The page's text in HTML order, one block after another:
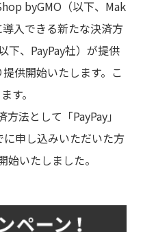
byGMO（以下、Mak
入できる新たな決済方
下、PayPay社）が提供
供開始いたします。こ
す。
法として「PayPay」
申し込みいただいた方
いたしました。